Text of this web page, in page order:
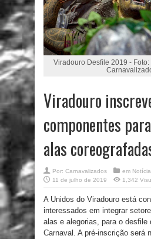
Viradouro Desfile 2019 -
Viradouro
componentes
alas
Por: Carnavalizados em
11 de julho de 2019
1,342
A Unidos do Viradouro está
interessados em integrar
alas e alegorias, para o desfile
Carnaval. A pré-inscrição será